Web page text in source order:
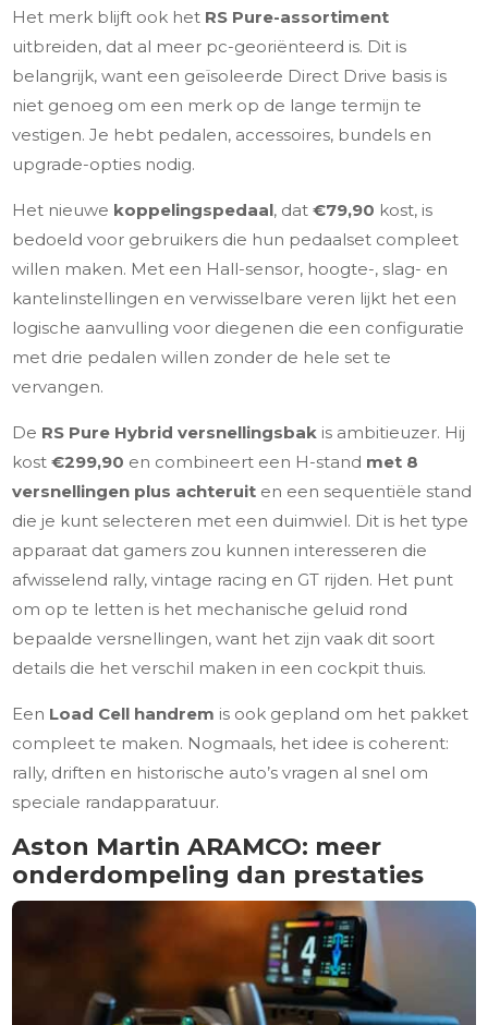
Het merk blijft ook het RS Pure-assortiment
uitbreiden, dat al meer pc-georiënteerd is. Dit is
belangrijk, want een geïsoleerde Direct Drive basis is
niet genoeg om een merk op de lange termijn te
vestigen. Je hebt pedalen, accessoires, bundels en
upgrade-opties nodig.
Het nieuwe koppelingspedaal, dat€79,90 kost, is
bedoeld voor gebruikers die hun pedaalset compleet
willen maken. Met een Hall-sensor, hoogte-, slag- en
kantelinstellingen en verwisselbare veren lijkt het een
logische aanvulling voor diegenen die een configuratie
met drie pedalen willen zonder de hele set te
vervangen.
De RS Pure Hybrid versnellingsbak is ambitieuzer. Hij
kost€299,90 en combineert een H-stand met 8
versnellingen plus achteruit en een sequentiële stand
die je kunt selecteren met een duimwiel. Dit is het type
apparaat dat gamers zou kunnen interesseren die
afwisselend rally, vintage racing en GT rijden. Het punt
om op te letten is het mechanische geluid rond
bepaalde versnellingen, want het zijn vaak dit soort
details die het verschil maken in een cockpit thuis.
Een Load Cell handrem is ook gepland om het pakket
compleet te maken. Nogmaals, het idee is coherent:
rally, driften en historische auto’s vragen al snel om
speciale randapparatuur.
Aston Martin ARAMCO: meer
onderdompeling dan prestaties